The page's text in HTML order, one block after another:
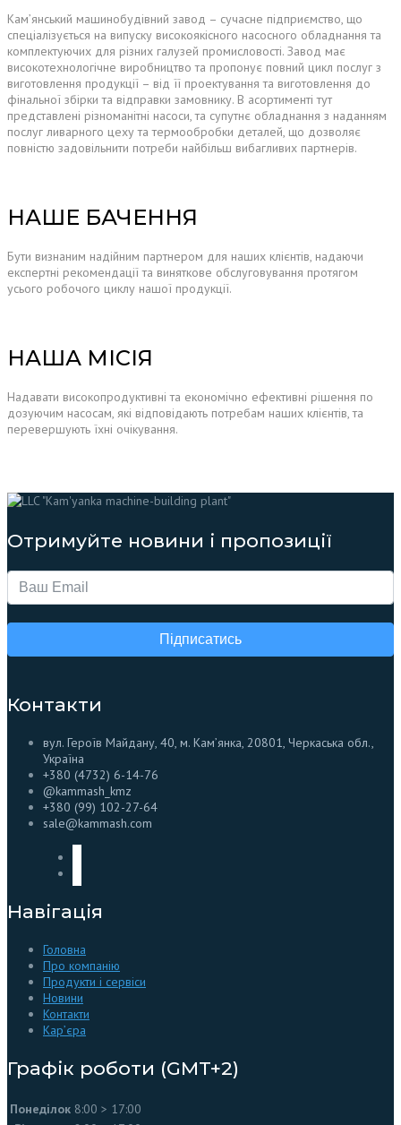
Кам’янський машинобудівний завод – сучасне підприємство, що
спеціалізується на випуску високоякісного насосного обладнання та
комплектуючих для різних галузей промисловості. Завод має
високотехнологічне виробництво та пропонує повний цикл послуг з
виготовлення продукції – від її проектування та виготовлення до
фінальної збірки та відправки замовнику. В асортименті тут
представлені різноманітні насоси, та супутнє обладнання з наданням
послуг ливарного цеху та термообробки деталей, що дозволяє
повністю задовільнити потреби найбільш вибагливих партнерів.
НАШЕ БАЧЕННЯ
Бути визнаним надійним партнером для наших клієнтів, надаючи
експертні рекомендації та виняткове обслуговування протягом
усього робочого циклу нашої продукції.
НАША МІСІЯ
Надавати високопродуктивні та економічно ефективні рішення по
дозуючим насосам, які відповідають потребам наших клієнтів, та
перевершують їхні очікування.
Отримуйте новини і пропозиції
Підписатись
Контакти
вул. Героїв Майдану, 40, м. Кам’янка, 20801, Черкаська обл.,
Україна
+380 (4732) 6-14-76
@kammash_kmz
+380 (99) 102-27-64
sale@kammash.com
Навігація
Головна
Про компанію
Продукти і сервіси
Новини
Контакти
Кар’єра
Графік роботи (GMT+2)
Понеділок 8:00 > 17:00